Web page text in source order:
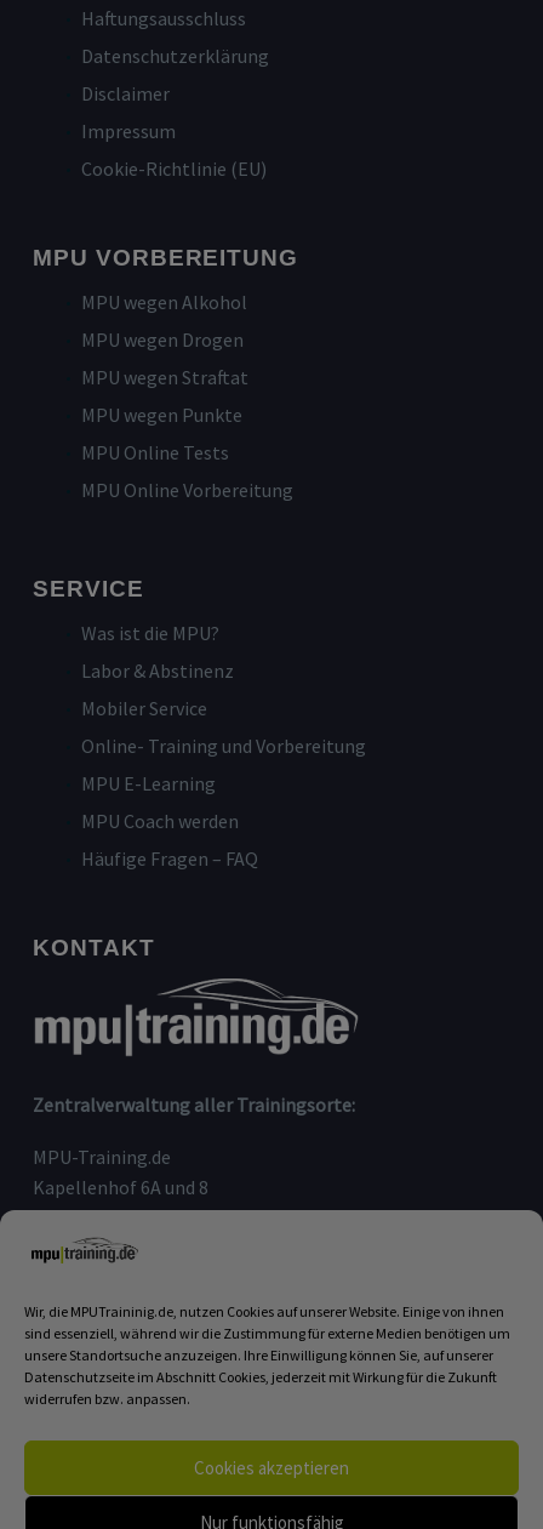
Wir, die MPUTraininig.de, nutzen Cookies auf unserer Website. Einige von ihnen
sind essenziell, während wir die Zustimmung für externe Medien benötigen um
unsere Standortsuche anzuzeigen. Ihre Einwilligung können Sie, auf unserer
Datenschutzseite im Abschnitt Cookies, jederzeit mit Wirkung für die Zukunft
widerrufen bzw. anpassen.
Cookies akzeptieren
Nur funktionsfähig
Haftungsausschluss
Datenschutzerklärung
Disclaimer
Impressum
Cookie-Richtlinie (EU)
MPU VORBEREITUNG
MPU wegen Alkohol
MPU wegen Drogen
MPU wegen Straftat
MPU wegen Punkte
MPU Online Tests
MPU Online Vorbereitung
SERVICE
Was ist die MPU?
Labor & Abstinenz
Mobiler Service
Online- Training und Vorbereitung
MPU E-Learning
MPU Coach werden
Häufige Fragen – FAQ
KONTAKT
Zentralverwaltung aller Trainingsorte:
MPU-Training.de
Kapellenhof 6A und 8
91207 Lauf an der Pegnitz
Telefon:
09123-80 97 090
MPU COACHING BUCHEN
Unsere Trainingszentren:
Höchberg
Böhl-Iggelheim|Montabaur